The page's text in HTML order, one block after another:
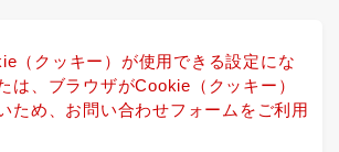
（クッキー）が使用できる設定にな
は、ブラウザがCookie（クッキー）
ため、お問い合わせフォームをご利用